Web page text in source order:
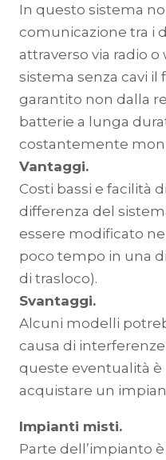
In questo sistema
comunicazione tra i
attraverso via radio o
sistema senza cavi
garantito non dalla
batterie a lunga
costantemente
Vantaggi.
Costi bassi e facilità
differenza del
essere modificato
poco tempo in una
di trasloco).
Svantaggi.
Alcuni modelli
causa di interferenze
queste eventualità è
acquistare un
Impianti misti.
Parte dell’impianto